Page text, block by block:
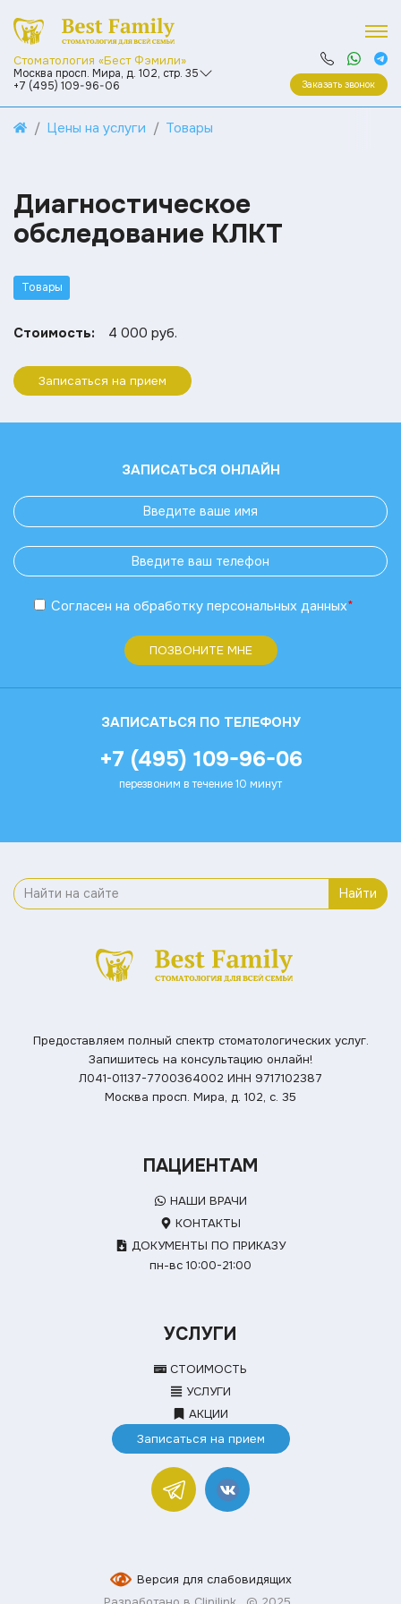
Стоматология «Бест Фэмили»
Москва просп. Мира, д. 102, стр. 35
+7 (495) 109-96-06
Заказать звонок
Цены на услуги Товары
Диагностическое
обследование КЛКТ
Товары
Стоимость: 4 000 руб.
Записаться на прием
ЗАПИСАТЬСЯ ОНЛАЙН
Согласен на обработку персональных данных*
ПОЗВОНИТЕ МНЕ
ЗАПИСАТЬСЯ ПО ТЕЛЕФОНУ
+7 (495) 109-96-06
перезвоним в течение 10 минут
Найти
Предоставляем полный спектр стоматологических услуг.
Запишитесь на консультацию онлайн!
Л041-01137-7700364002 ИНН 9717102387
Москва просп. Мира, д. 102, с. 35
ПАЦИЕНТАМ
НАШИ ВРАЧИ
КОНТАКТЫ
ДОКУМЕНТЫ ПО ПРИКАЗУ
пн-вс 10:00-21:00
УСЛУГИ
СТОИМОСТЬ
УСЛУГИ
АКЦИИ
Записаться на прием
Версия для слабовидящих